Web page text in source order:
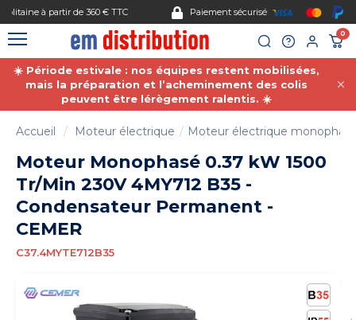
Paiement sécurisé
0
☀️ Période estivale : nos équipes restent mobilisées,
mais la préparation et l’acheminement des colis
peuvent être lérègement ralentis. ☀️
Accueil Moteur électrique Moteur électrique
Moteur Monophasé 0.37 kW 1500
Tr/Min 230V 4MY712 B35 -
Condensateur Permanent -
CEMER
C37.4MYTE712B35
Gestion des cookies